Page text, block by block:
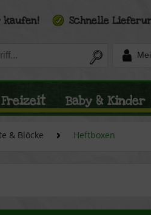
Freizeit Baby & Kinder
& Blöcke Heftboxen